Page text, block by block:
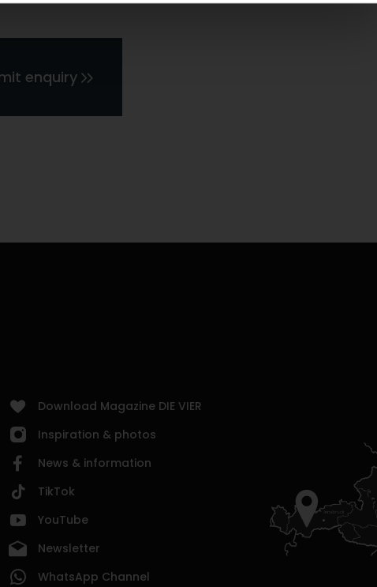
enquiry
Download Magazine DIE VIER
Inspiration & photos
News & information
TikTok
YouTube
Newsletter
WhatsApp Channel